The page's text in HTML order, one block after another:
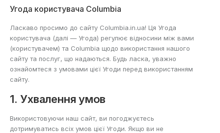
Угода користувача Columbia
Ласкаво просимо до сайту Columbia.in.ua! Ця Угода
користувача (далі — Угода) регулює відносини між вами
(користувачем) та Columbia щодо використання нашого
сайту та послуг, що надаються. Будь ласка, уважно
ознайомтеся з умовами цієї Угоди перед використанням
сайту.
1. Ухвалення умов
Використовуючи наш сайт, ви погоджуєтесь
дотримуватись всіх умов цієї Угоди. Якщо ви не